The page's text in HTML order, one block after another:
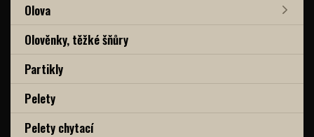
Olova
Olověnky, těžké šňůry
Partikly
Pelety
Pelety chytací